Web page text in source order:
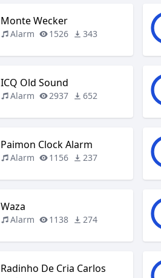
Monte Wecker
Alarm 1526 343
ICQ Old Sound
Alarm 2937 652
Paimon Clock Alarm
Alarm 1156 237
Waza
Alarm 1138 274
Radinho De Cria Carlos